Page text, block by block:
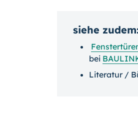
siehe
bei
Literatur /